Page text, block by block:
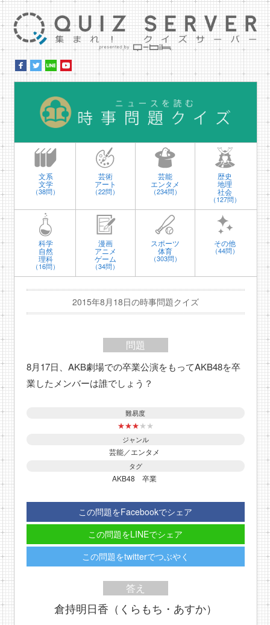
文系
文学
（38問）
芸術
アート
（22問）
芸能
エンタメ
（234問）
歴史
地理
社会
（127問）
科学
自然
理科
（16問）
漫画
アニメ
ゲーム
（34問）
スポーツ
体育
（303問）
その他
（44問）
2015年8月18日の時事問題クイズ
問題
8月17日、AKB劇場での卒業公演をもってAKB48を卒
業したメンバーは誰でしょう？
難易度
★★★★ ★
ジャンル
芸能／エンタメ
タグ
AKB48 卒業
この問題をFacebookでシェア
この問題をLINEでシェア
この問題をtwitterでつぶやく
答え
倉持明日香（くらもち・あすか）